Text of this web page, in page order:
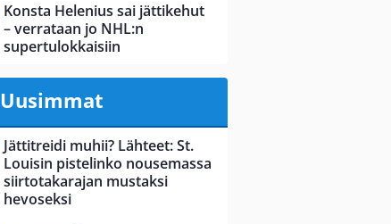
Konsta Helenius sai jättikehut
– verrataan jo NHL:n
supertulokkaisiin
Uusimmat
Jättitreidi muhii? Lähteet: St.
Louisin pistelinko nousemassa
siirtotakarajan mustaksi
hevoseksi